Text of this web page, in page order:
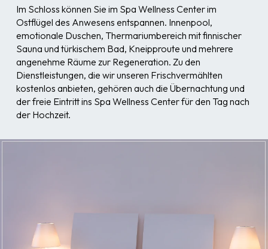
Im Schloss können Sie im Spa Wellness Center im
Ostflügel des Anwesens entspannen. Innenpool,
emotionale Duschen, Thermariumbereich mit finnischer
Sauna und türkischem Bad, Kneipproute und mehrere
angenehme Räume zur Regeneration. Zu den
Dienstleistungen, die wir unseren Frischvermählten
kostenlos anbieten, gehören auch die Übernachtung und
der freie Eintritt ins Spa Wellness Center für den Tag nach
der Hochzeit.